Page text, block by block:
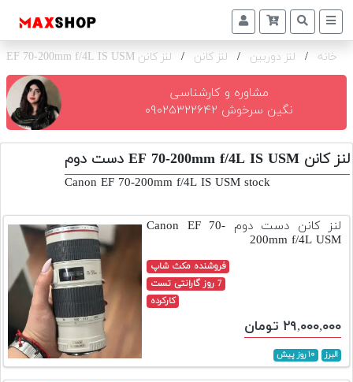
دوربین
و
تجهیزات
و
اکسسوری
دوم
دوربین
و
تجهیزات
خانه / لنز دوربین / لنز کانن / لنز کانن EF 70-200mm f/4L IS USM
مشاوره و کارشناسی
نگین سرخوش ۰۹۰۲۵۳۲۲۶۴۲
لنز کانن EF 70-200mm f/4L IS USM دست دوم
Canon EF 70-200mm f/4L IS USM stock
لنز کانن دست دوم Canon EF 70-
200mm f/4L USM
فروشنده مکث شاپ
7 روز گارانتی تست
کارکرده
۲۹,۰۰۰,۰۰۰ تومان
البرز ۱۰ روز پیش